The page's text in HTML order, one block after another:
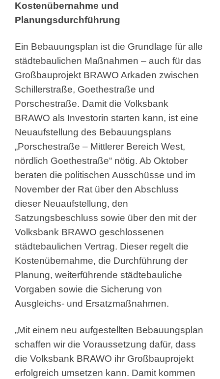
Kostenübernahme und
Planungsdurchführung
Ein Bebauungsplan ist die Grundlage für alle
städtebaulichen Maßnahmen – auch für das
Großbauprojekt BRAWO Arkaden zwischen
Schillerstraße, Goethestraße und
Porschestraße. Damit die Volksbank
BRAWO als Investorin starten kann, ist eine
Neuaufstellung des Bebauungsplans
„Porschestraße – Mittlerer Bereich West,
nördlich Goethestraße“ nötig. Ab Oktober
beraten die politischen Ausschüsse und im
November der Rat über den Abschluss
dieser Neuaufstellung, den
Satzungsbeschluss sowie über den mit der
Volksbank BRAWO geschlossenen
städtebaulichen Vertrag. Dieser regelt die
Kostenübernahme, die Durchführung der
Planung, weiterführende städtebauliche
Vorgaben sowie die Sicherung von
Ausgleichs- und Ersatzmaßnahmen.
„Mit einem neu aufgestellten Bebauungsplan
schaffen wir die Voraussetzung dafür, dass
die Volksbank BRAWO ihr Großbauprojekt
erfolgreich umsetzen kann. Damit kommen